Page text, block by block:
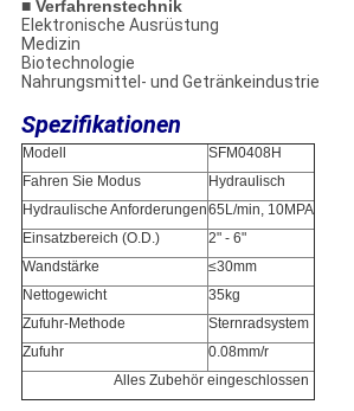
■ Verfahrenstechnik
Elektronische Ausrüstung
Medizin
Biotechnologie
Nahrungsmittel- und Getränkeindustrie
Spezifikationen
Modell
SFM0408H
Fahren Sie Modus
Hydraulisch
Hydraulische Anforderungen65L/min, 10MPA
Einsatzbereich (O.D.)
2" - 6"
Wandstärke
≤30mm
Nettogewicht
35kg
Zufuhr-Methode
Sternradsystem
Zufuhr
0.08mm/r
Alles Zubehör eingeschlossen